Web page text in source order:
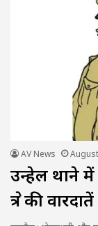
AV News
उन्हेल थाने
क्षेत्र की